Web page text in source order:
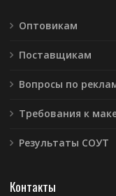
Оптовикам
Поставщикам
Вопросы по
Требования к
Результаты СОУТ
Контакты